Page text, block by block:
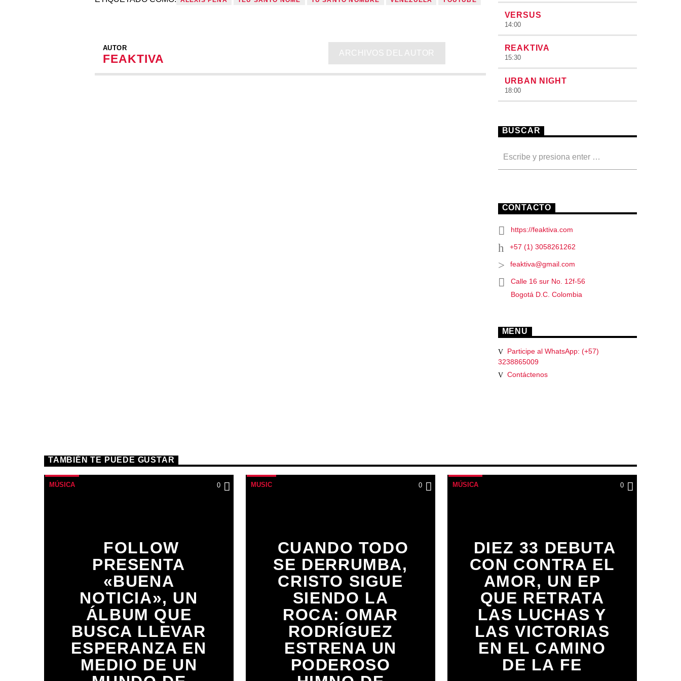
AUTOR
FEAKTIVA
ARCHIVOS DEL AUTOR
VERSUS
14:00
REAKTIVA
15:30
URBAN NIGHT
18:00
BUSCAR
CONTACTO
https://feaktiva.com
+57 (1) 3058261262
feaktiva@gmail.com
Calle 16 sur No. 12f-56
Bogotá D.C. Colombia
MENU
Participe al WhatsApp: (+57)
3238865009
Contáctenos
TAMBIÉN TE PUEDE GUSTAR
MÚSICA 0
FOLLOW
PRESENTA
«BUENA
NOTICIA», UN
ÁLBUM QUE
BUSCA LLEVAR
ESPERANZA EN
MEDIO DE UN
MUSIC 0
CUANDO TODO
SE DERRUMBA,
CRISTO SIGUE
SIENDO LA
ROCA: OMAR
RODRÍGUEZ
ESTRENA UN
PODEROSO
MÚSICA 0
DIEZ 33 DEBUTA
CON CONTRA EL
AMOR, UN EP
QUE RETRATA
LAS LUCHAS Y
LAS VICTORIAS
EN EL CAMINO
DE LA FE